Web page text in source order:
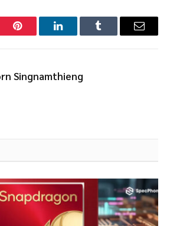
Pinterest LinkedInTumblr Email
Singnamthieng